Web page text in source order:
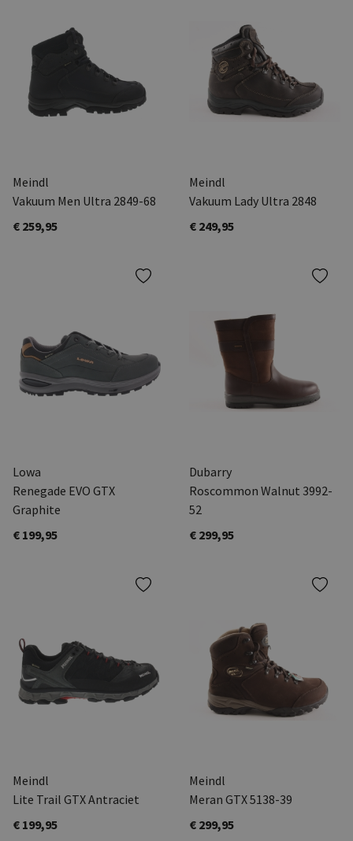
Meindl
Vakuum Men Ultra 2849-68
€ 259,95
Meindl
Vakuum Lady Ultra 2848
€ 249,95
Lowa
Renegade EVO GTX
Graphite
€ 199,95
Dubarry
Roscommon Walnut 3992-
52
€ 299,95
Meindl
Lite Trail GTX Antraciet
€ 199,95
Meindl
Meran GTX 5138-39
€ 299,95